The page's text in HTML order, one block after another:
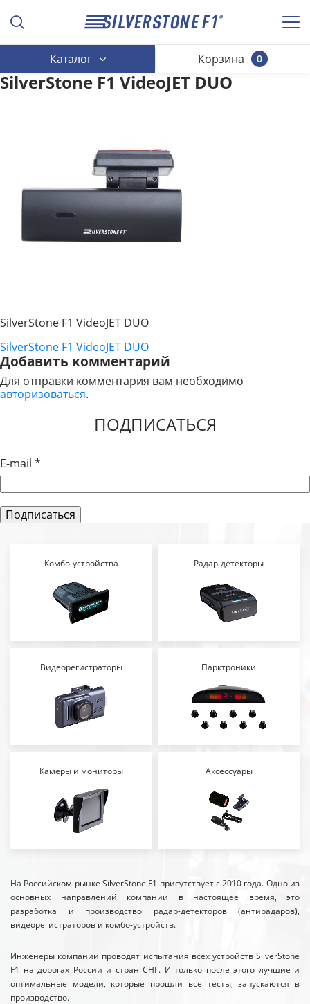
Каталог 0
Корзина
SilverStone F1 VideoJET DUO
SilverStone F1 VideoJET DUO
НАВИГАЦИЯ
ПО
ЗАПИСЯМ
SilverStone F1 VideoJET DUO
Добавить комментарий
Для отправки комментария вам необходимо
авторизоваться.
ПОДПИСАТЬСЯ
E-mail *
Комбо-устройства Радар-детекторы
Видеорегистраторы Парктроники
Камеры и мониторы Аксессуары
На Российском рынке SilverStone F1 присутствует с 2010 года. Одно из
основных направлений компании в настоящее время, это
разработка и производство радар-детекторов (антирадаров),
видеорегистраторов и комбо-устройств.
Инженеры компании проводят испытания всех устройств SilverStone
F1 на дорогах России и стран СНГ. И только после этого лучшие и
оптимальные модели, которые прошли все тесты, запускаются в
производство.